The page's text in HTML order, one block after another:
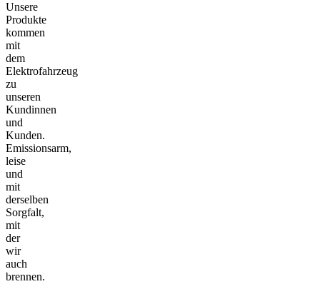
Unsere
Produkte
kommen
mit
dem
Elektrofahrzeug
zu
unseren
Kundinnen
und
Kunden.
Emissionsarm,
leise
und
mit
derselben
Sorgfalt,
mit
der
wir
auch
brennen.